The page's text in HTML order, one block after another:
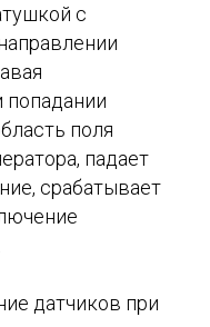
с
попадании
поля
падает
срабатывает
датчиков при